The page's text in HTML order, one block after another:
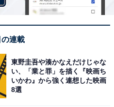
川市公式Instagram）
81号線から細い林道を進ん
連載
東野圭吾や湊かなえだけじゃな
い、「業と罪」を描く『映画ち
いかわ』から強く連想した映画
8選